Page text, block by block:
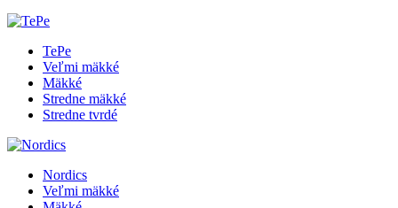
TePe
Veľmi mäkké
Mäkké
Stredne mäkké
Stredne tvrdé
Nordics
Veľmi mäkké